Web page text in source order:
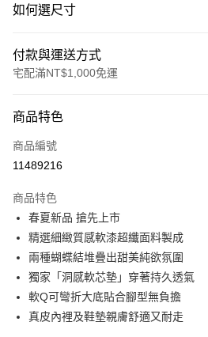
如何選尺寸
付款與運送方式
宅配滿NT$1,000免運
信用卡一次付款
信用卡分期付款
合作金庫商業銀行
華南商業銀行
上海商業儲蓄銀行
國泰世華商業銀行
臺灣中小企業銀行
台
匯豐（台灣）商業銀行
聯邦商業銀行
元大商業銀行
6 期 0 利率 每期
華南商業銀行
上海商業儲蓄銀行
國泰世華商業銀行
兆
臺灣中小企業銀行
匯豐（台灣）商業銀行
12 期 0 利率 每期
合作金庫商業銀行
上海商業儲蓄銀行
台
國泰世華商業銀行
臺灣中小企業銀行
LINE Pay
Apple Pay
街口支付
商品特色
商品編號
11489216
商品特色
春夏新品 搶先上市
精選細緻質感軟漆超纖面料製成
兩種蝴蝶結堆疊出甜美純欲氛圍
獨家「洞感軟芯墊」穿著持久透氣
軟Q可彎折大底貼合腳型無負擔
真皮內裡及鞋墊親膚舒適又耐走